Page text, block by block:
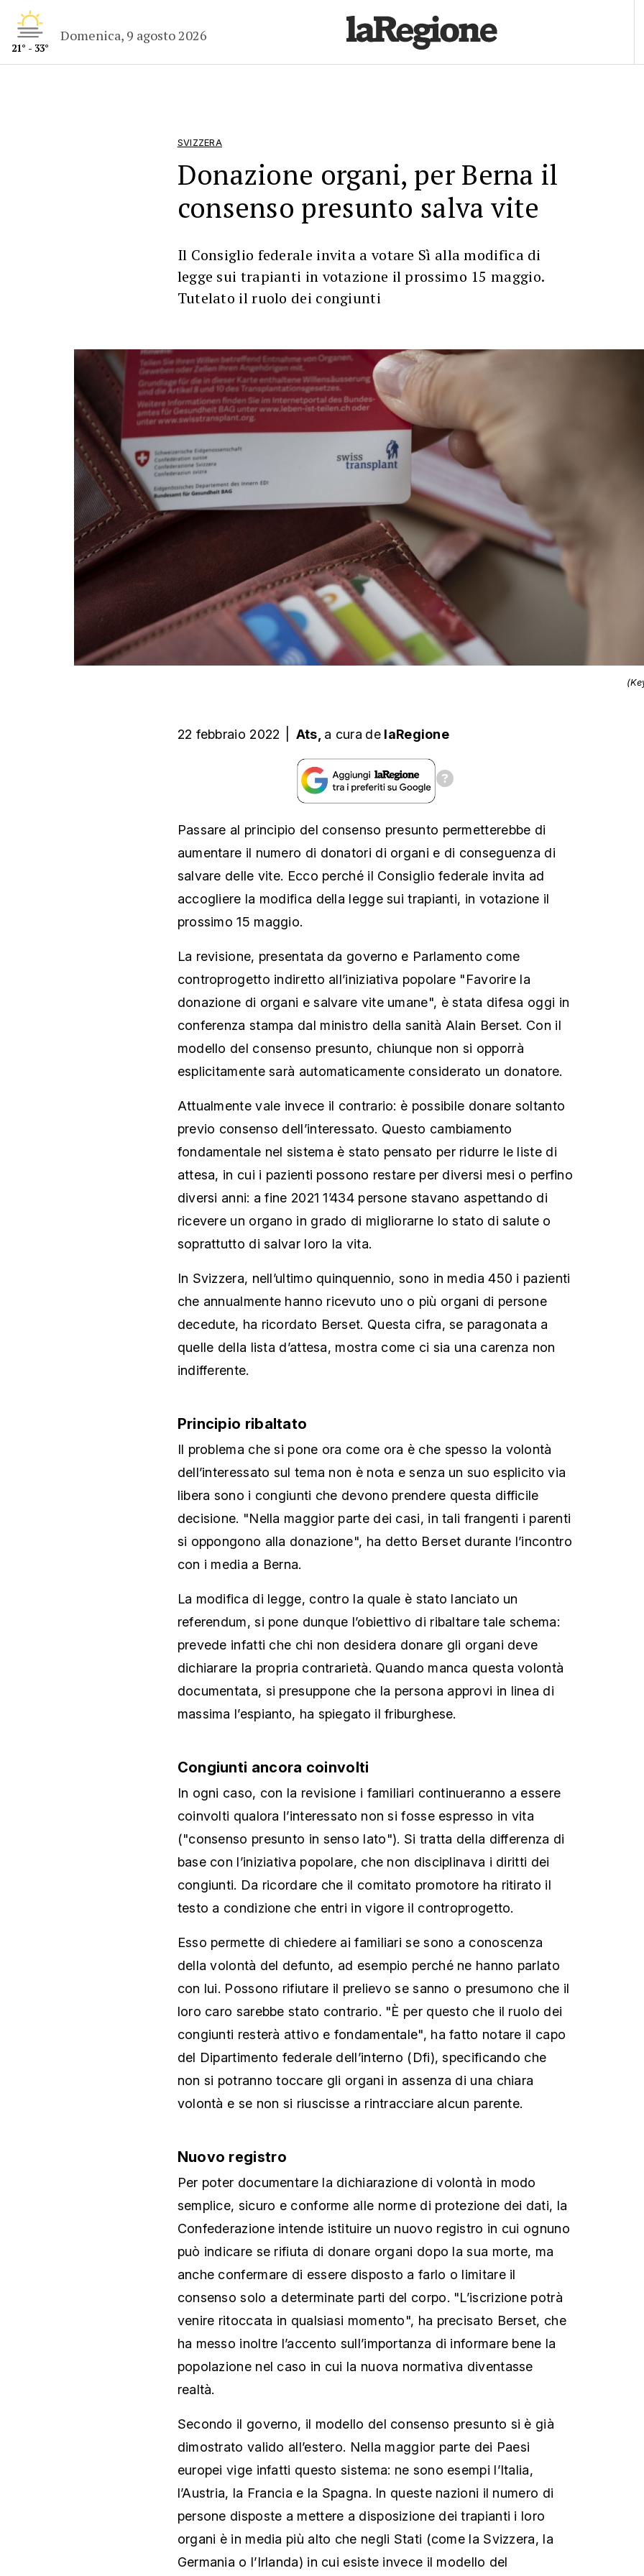
21° - 33°
Domenica, 9 agosto 2026
SVIZZERA
Donazione organi, per Berna il
consenso presunto salva vite
Il Consiglio federale invita a votare Sì alla modifica di
legge sui trapianti in votazione il prossimo 15 maggio.
Tutelato il ruolo dei congiunti
22 febbraio 2022 Ats, a cura de laRegione
Passare al principio del consenso presunto permetterebbe di
aumentare il numero di donatori di organi e di conseguenza di
salvare delle vite. Ecco perché il Consiglio federale invita ad
accogliere la modifica della legge sui trapianti, in votazione il
prossimo 15 maggio.
La revisione, presentata da governo e Parlamento come
controprogetto indiretto all’iniziativa popolare "Favorire la
donazione di organi e salvare vite umane", è stata difesa oggi in
conferenza stampa dal ministro della sanità Alain Berset. Con il
modello del consenso presunto, chiunque non si opporrà
esplicitamente sarà automaticamente considerato un donatore.
Attualmente vale invece il contrario: è possibile donare soltanto
previo consenso dell’interessato. Questo cambiamento
fondamentale nel sistema è stato pensato per ridurre le liste di
attesa, in cui i pazienti possono restare per diversi mesi o perfino
diversi anni: a fine 2021 1’434 persone stavano aspettando di
ricevere un organo in grado di migliorarne lo stato di salute o
soprattutto di salvar loro la vita.
In Svizzera, nell’ultimo quinquennio, sono in media 450 i pazienti
che annualmente hanno ricevuto uno o più organi di persone
decedute, ha ricordato Berset. Questa cifra, se paragonata a
quelle della lista d’attesa, mostra come ci sia una carenza non
indifferente.
Principio ribaltato
Il problema che si pone ora come ora è che spesso la volontà
dell’interessato sul tema non è nota e senza un suo esplicito via
libera sono i congiunti che devono prendere questa difficile
decisione. "Nella maggior parte dei casi, in tali frangenti i parenti
si oppongono alla donazione", ha detto Berset durante l’incontro
con i media a Berna.
La modifica di legge, contro la quale è stato lanciato un
referendum, si pone dunque l’obiettivo di ribaltare tale schema:
prevede infatti che chi non desidera donare gli organi deve
dichiarare la propria contrarietà. Quando manca questa volontà
documentata, si presuppone che la persona approvi in linea di
massima l’espianto, ha spiegato il friburghese.
Congiunti ancora coinvolti
In ogni caso, con la revisione i familiari continueranno a essere
coinvolti qualora l’interessato non si fosse espresso in vita
("consenso presunto in senso lato"). Si tratta della differenza di
base con l’iniziativa popolare, che non disciplinava i diritti dei
congiunti. Da ricordare che il comitato promotore ha ritirato il
testo a condizione che entri in vigore il controprogetto.
Esso permette di chiedere ai familiari se sono a conoscenza
della volontà del defunto, ad esempio perché ne hanno parlato
con lui. Possono rifiutare il prelievo se sanno o presumono che il
loro caro sarebbe stato contrario. "È per questo che il ruolo dei
congiunti resterà attivo e fondamentale", ha fatto notare il capo
del Dipartimento federale dell’interno (Dfi), specificando che
non si potranno toccare gli organi in assenza di una chiara
volontà e se non si riuscisse a rintracciare alcun parente.
Nuovo registro
Per poter documentare la dichiarazione di volontà in modo
semplice, sicuro e conforme alle norme di protezione dei dati, la
Confederazione intende istituire un nuovo registro in cui ognuno
può indicare se rifiuta di donare organi dopo la sua morte, ma
anche confermare di essere disposto a farlo o limitare il
consenso solo a determinate parti del corpo. "L’iscrizione potrà
venire ritoccata in qualsiasi momento", ha precisato Berset, che
ha messo inoltre l’accento sull’importanza di informare bene la
popolazione nel caso in cui la nuova normativa diventasse
realtà.
Secondo il governo, il modello del consenso presunto si è già
dimostrato valido all’estero. Nella maggior parte dei Paesi
europei vige infatti questo sistema: ne sono esempi l’Italia,
l’Austria, la Francia e la Spagna. In queste nazioni il numero di
persone disposte a mettere a disposizione dei trapianti i loro
organi è in media più alto che negli Stati (come la Svizzera, la
Germania o l’Irlanda) in cui esiste invece il modello del